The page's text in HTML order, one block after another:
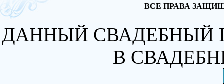
ВСЕ ПРАВА
ДАННЫЙ СВАДЕБНЫЙ
В